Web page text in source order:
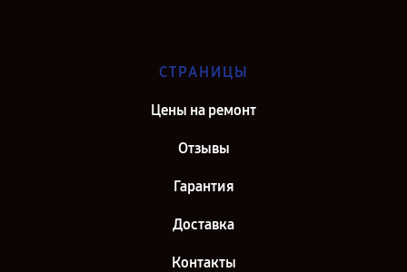
СТРАНИЦЫ
Цены на ремонт
Отзывы
Гарантия
Доставка
Контакты